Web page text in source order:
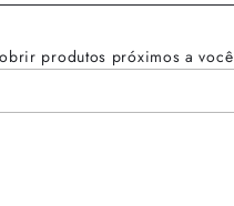
produtos próximos a você